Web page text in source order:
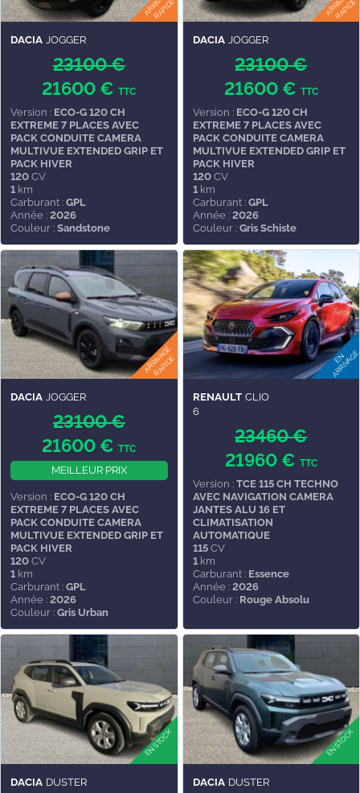
DACIA JOGGER
23100 €
21600 €TTC
Version : ECO-G 120 CH
EXTREME 7 PLACES AVEC
PACK CONDUITE CAMERA
MULTIVUE EXTENDED GRIP ET
PACK HIVER
120 CV
1 km
Carburant : GPL
Année : 2026
Couleur : Sandstone
DACIA JOGGER
23100 €
21600 € TTC
Version : ECO-G 120 CH
EXTREME 7 PLACES AVEC
PACK CONDUITE CAMERA
MULTIVUE EXTENDED GRIP ET
PACK HIVER
120CV
1km
Carburant : GPL
Année : 2026
Couleur : Gris Schiste
DACIA JOGGER
23100 €
21600 €TTC
MEILLEUR PRIX
Version : ECO-G 120 CH
EXTREME 7 PLACES AVEC
PACK CONDUITE CAMERA
MULTIVUE EXTENDED GRIP ET
PACK HIVER
120 CV
1 km
Carburant : GPL
Année : 2026
Couleur : Gris Urban
RENAULT CLIO
6
23460 €
21960 € TTC
Version : TCE 115 CH TECHNO
AVEC NAVIGATION CAMERA
JANTES ALU 16 ET
CLIMATISATION
AUTOMATIQUE
115CV
1km
Carburant : Essence
Année : 2026
Couleur : Rouge Absolu
DACIA DUSTER DACIA DUSTER